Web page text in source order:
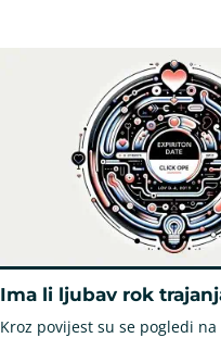
Ima li ljubav rok
Kroz povijest su se pogledi